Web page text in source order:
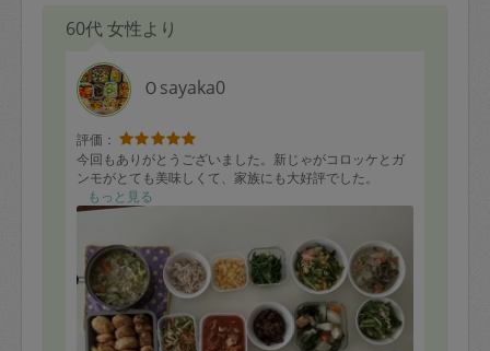
60代 女性より
Ｏsayaka0
評価：
今回もありがとうございました。新じゃがコロッケとガ
ンモがとても美味しくて、家族にも大好評でした。
もっと見る